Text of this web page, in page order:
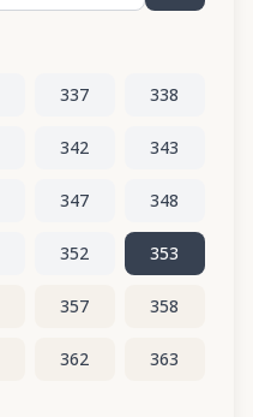
337 338
342 343
347 348
352 353
357 358
362 363